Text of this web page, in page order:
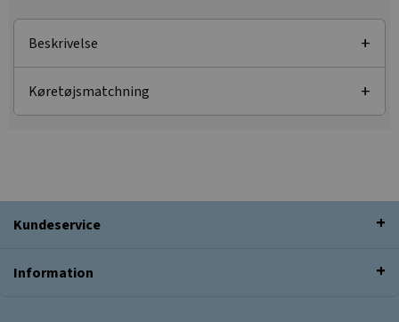
Beskrivelse
Køretøjsmatchning
Kundeservice
Information